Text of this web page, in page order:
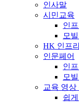
인사말
시민교육
인
모
HK 인프
인문페어
인
모
교육 영상
쉽